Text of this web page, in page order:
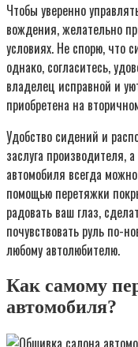
Чтобы уверенно
вождения, желательно
условиях. Не спорю, что
однако, согласитесь,
владелец исправной и
приобретена на
Удобство сидений и
заслуга производителя,
автомобиля всегда
помощью перетяжки
радовать ваш глаз,
почувствовать руль по-
любому автолюбителю.
Как самому
автомобиля?